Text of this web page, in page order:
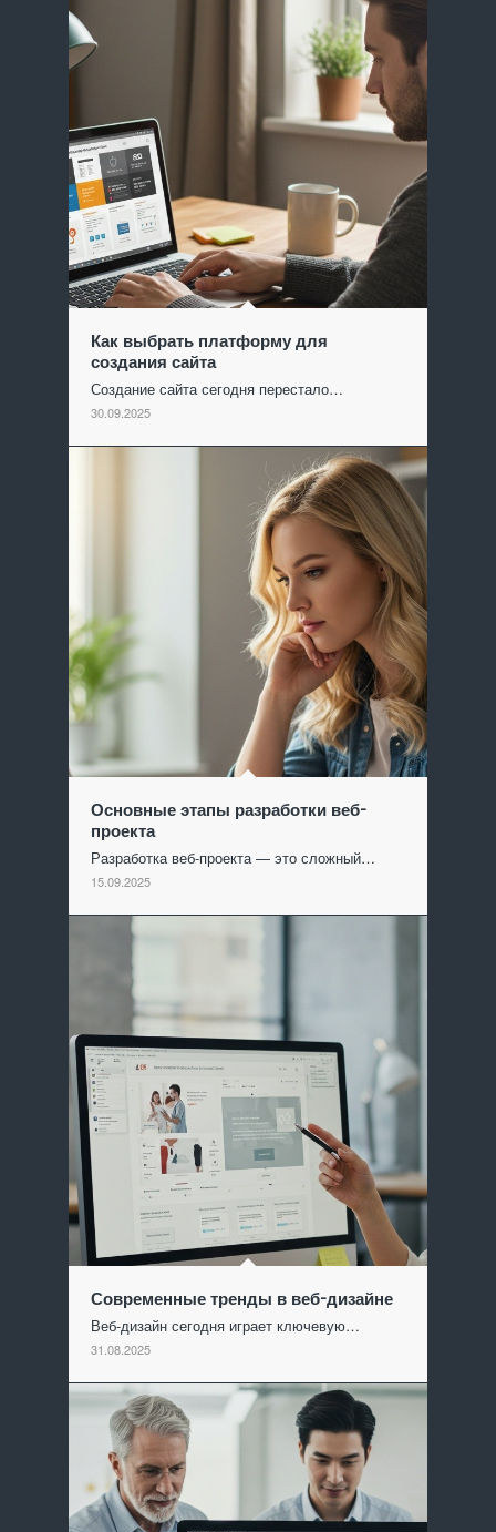
Как выбрать платформу для
создания сайта
Создание сайта сегодня перестало…
30.09.2025
Основные этапы разработки веб-
проекта
Разработка веб-проекта — это сложный…
15.09.2025
Современные тренды в веб-дизайне
Веб-дизайн сегодня играет ключевую…
31.08.2025